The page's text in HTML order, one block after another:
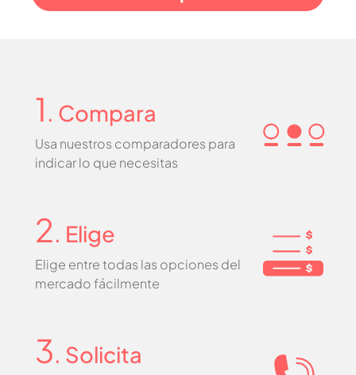
1 . Compara
Usa nuestros comparadores para
indicar lo que necesitas
2. Elige
Elige entre todas las opciones del
mercado fácilmente
3. Solicita